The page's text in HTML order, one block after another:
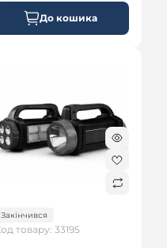
До кошика
Закінчився
товару: 33195